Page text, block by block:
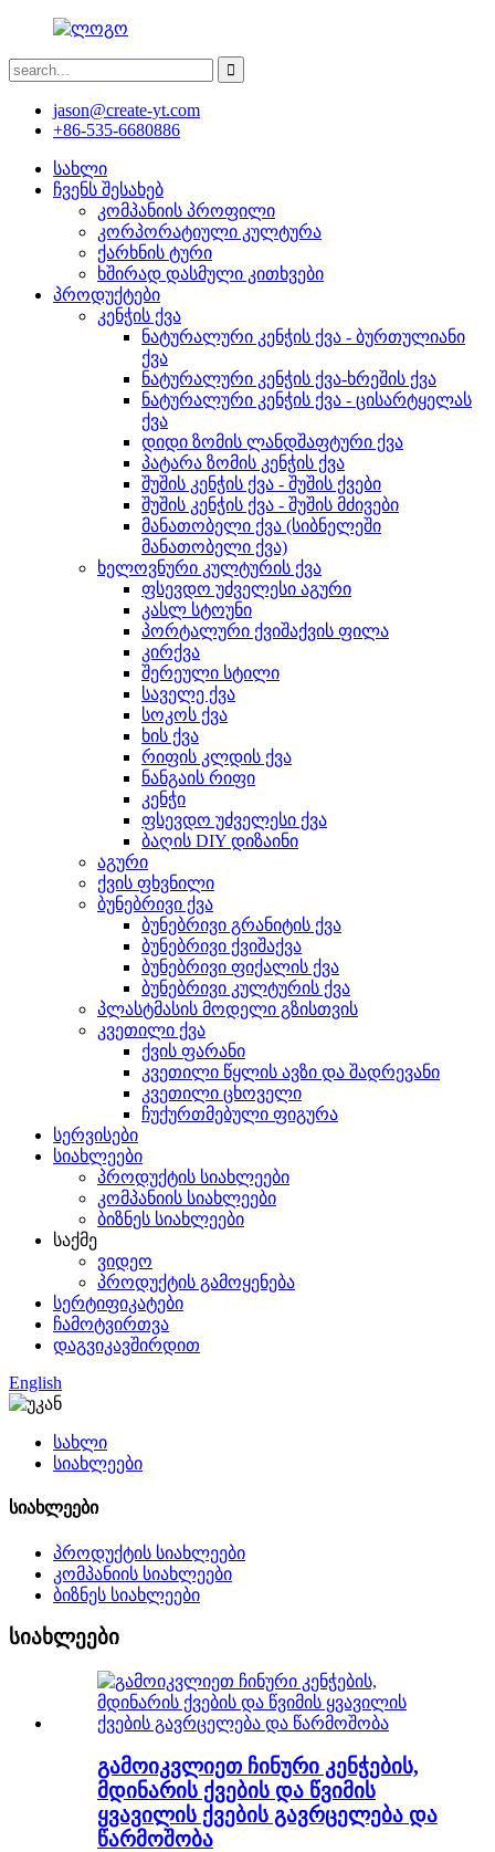
jason@create-yt.com
+86-535-6680886
სახლი
ჩვენს შესახებ
კომპანიის პროფილი
კორპორატიული კულტურა
ქარხნის ტური
ხშირად დასმული კითხვები
პროდუქტები
კენჭის ქვა
ნატურალური კენჭის ქვა - ბურთულიანი
ქვა
ნატურალური კენჭის ქვა-ხრეშის ქვა
ნატურალური კენჭის ქვა - ცისარტყელას
ქვა
დიდი ზომის ლანდშაფტური ქვა
პატარა ზომის კენჭის ქვა
შუშის კენჭის ქვა - შუშის ქვები
შუშის კენჭის ქვა - შუშის მძივები
მანათობელი ქვა (სიბნელეში
მანათობელი ქვა)
ხელოვნური კულტურის ქვა
ფსევდო უძველესი აგური
კასლ სტოუნი
პორტალური ქვიშაქვის ფილა
კირქვა
შერეული სტილი
საველე ქვა
სოკოს ქვა
ხის ქვა
რიფის კლდის ქვა
ნანგაის რიფი
კენჭი
ფსევდო უძველესი ქვა
ბაღის DIY დიზაინი
აგური
ქვის ფხვნილი
ბუნებრივი ქვა
ბუნებრივი გრანიტის ქვა
ბუნებრივი ქვიშაქვა
ბუნებრივი ფიქალის ქვა
ბუნებრივი კულტურის ქვა
პლასტმასის მოდელი გზისთვის
კვეთილი ქვა
ქვის ფარანი
კვეთილი წყლის ავზი და შადრევანი
კვეთილი ცხოველი
ჩუქურთმებული ფიგურა
სერვისები
სიახლეები
პროდუქტის სიახლეები
კომპანიის სიახლეები
ბიზნეს სიახლეები
საქმე
ვიდეო
პროდუქტის გამოყენება
სერტიფიკატები
ჩამოტვირთვა
დაგვიკავშირდით
English
სახლი
სიახლეები
სიახლეები
პროდუქტის სიახლეები
კომპანიის სიახლეები
ბიზნეს სიახლეები
სიახლეები
გამოიკვლიეთ ჩინური კენჭების,
მდინარის ქვების და წვიმის
ყვავილის ქვების გავრცელება და
წარმოშობა